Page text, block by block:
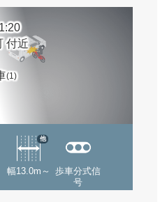
付近
(1)
幅13.0m～
他
歩車分式信
号